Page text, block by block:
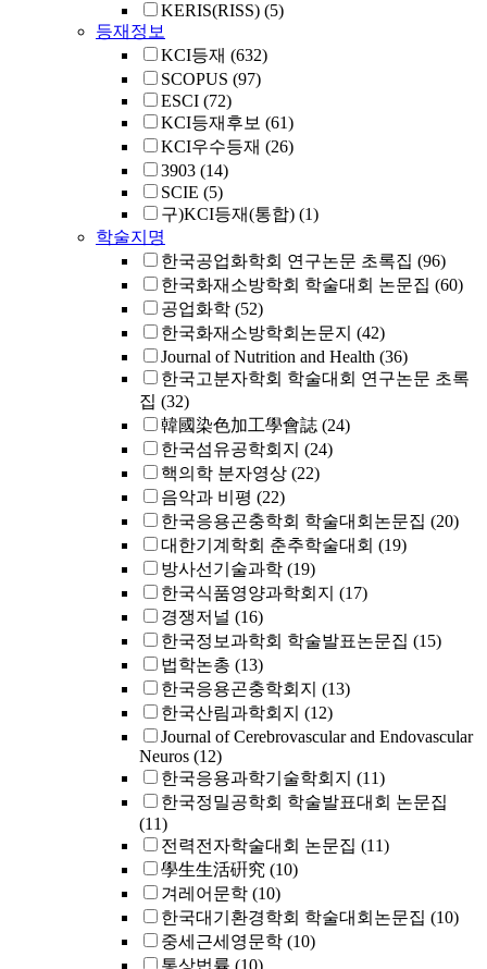
KERIS(RISS) (5)
등재정보
KCI등재 (632)
SCOPUS (97)
ESCI (72)
KCI등재후보 (61)
KCI우수등재 (26)
3903 (14)
SCIE (5)
구)KCI등재(통합) (1)
학술지명
한국공업화학회 연구논문 초록집 (96)
한국화재소방학회 학술대회 논문집 (60)
공업화학 (52)
한국화재소방학회논문지 (42)
Journal of Nutrition and Health (36)
한국고분자학회 학술대회 연구논문 초록
집 (32)
韓國染色加工學會誌 (24)
한국섬유공학회지 (24)
핵의학 분자영상 (22)
음악과 비평 (22)
한국응용곤충학회 학술대회논문집 (20)
대한기계학회 춘추학술대회 (19)
방사선기술과학 (19)
한국식품영양과학회지 (17)
경쟁저널 (16)
한국정보과학회 학술발표논문집 (15)
법학논총 (13)
한국응용곤충학회지 (13)
한국산림과학회지 (12)
Journal of Cerebrovascular and Endovascular
Neuros (12)
한국응용과학기술학회지 (11)
한국정밀공학회 학술발표대회 논문집
(11)
전력전자학술대회 논문집 (11)
學生生活硏究 (10)
겨레어문학 (10)
한국대기환경학회 학술대회논문집 (10)
중세근세영문학 (10)
통상법률 (10)